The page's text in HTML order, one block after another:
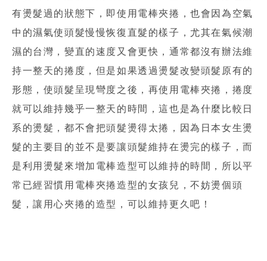
有燙髮過的狀態下，即使用電棒夾捲，也會因為空氣
中的濕氣使頭髮慢慢恢復直髮的樣子，尤其在氣候潮
濕的台灣，變直的速度又會更快，通常都沒有辦法維
持一整天的捲度，但是如果透過燙髮改變頭髮原有的
形態，使頭髮呈現彎度之後，再使用電棒夾捲，捲度
就可以維持幾乎一整天的時間，這也是為什麼比較日
系的燙髮，都不會把頭髮燙得太捲，因為日本女生燙
髮的主要目的並不是要讓頭髮維持在燙完的樣子，而
是利用燙髮來增加電棒造型可以維持的時間，所以平
常已經習慣用電棒夾捲造型的女孩兒，不妨燙個頭
髮，讓用心夾捲的造型，可以維持更久吧！